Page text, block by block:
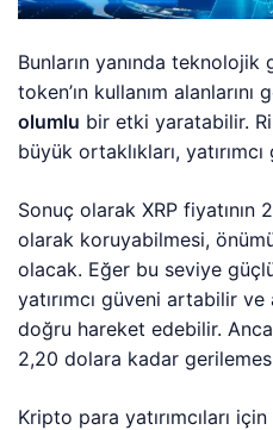
Bunların yanında
token’ın kullanım
olumlu bir etki yaratabilir.
büyük ortaklıkları,
Sonuç olarak XRP
olarak koruyabilmesi,
olacak. Eğer bu seviye
yatırımcı güveni artabilir
doğru hareket edebilir.
2,20 dolara kadar
Kripto para yatırımcıları